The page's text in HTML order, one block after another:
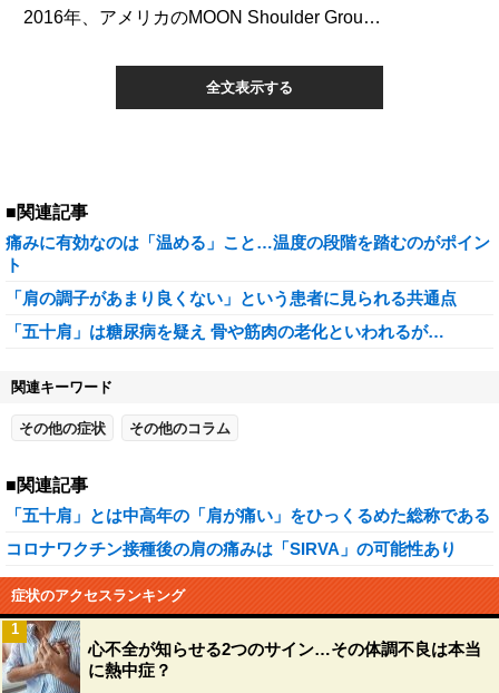
2016年、アメリカのMOON Shoulder Grou…
全文表示する
■関連記事
痛みに有効なのは「温める」こと…温度の段階を踏むのがポイン
ト
「肩の調子があまり良くない」という患者に見られる共通点
「五十肩」は糖尿病を疑え 骨や筋肉の老化といわれるが…
関連キーワード
その他の症状 その他のコラム
■関連記事
「五十肩」とは中高年の「肩が痛い」をひっくるめた総称である
コロナワクチン接種後の肩の痛みは「SIRVA」の可能性あり
症状のアクセスランキング
心不全が知らせる2つのサイン…その体調不良は本当
に熱中症？
1